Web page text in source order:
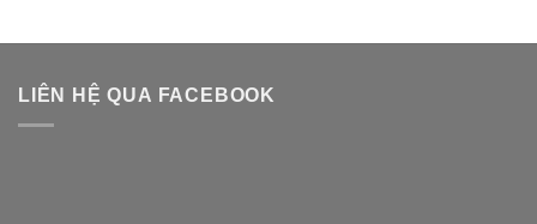
LIÊN HỆ QUA FACEBOOK